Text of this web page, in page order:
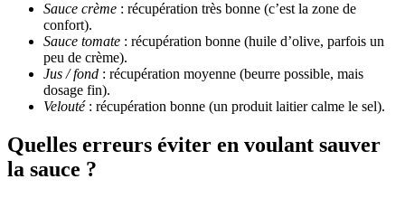
Sauce crème : récupération très bonne (c’est la zone de
confort).
Sauce tomate : récupération bonne (huile d’olive, parfois un
peu de crème).
Jus / fond : récupération moyenne (beurre possible, mais
dosage fin).
Velouté: récupération bonne (un produit laitier calme le sel).
Quelles erreurs éviter en voulant sauver
la sauce ?